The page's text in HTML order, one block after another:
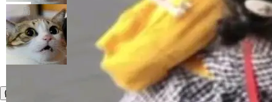
提升： 原生支持4K图像生成； 更精细的局部纹
理、细节与真实世界质感； 更准确的中英文文字
生成与复杂版式组织； 更稳定的图...
是 Ubuntu 专有的，不会用在其他发行版上。」
所以 deb 版本的受众实际上为零。既然只有 Ub
untu 用户在用，那用 snap 打包就没什么可纠结
的。 从 deb 到 snap 的迁移路径 hwctl 是 rust-
hwlib 硬件 API 库的一部分，命令行工具负责查
询 Ubuntu 的硬件认证数据库。...
隔了几天。 Lilian Weng 上周刚宣布因健康原因
离开 Thinking Machines Lab，说自己作为联合
创始人的角色「太累了」。几天后，The Inform
ation 就曝出她将重回 OpenAI，负责递归自我
改进方向的研究。她是 Thinking Machines 过
去一年内第四个离开的联合创始人。 这家由前
OpenAI CTO Mira Murati 创立的公司，连创始
局